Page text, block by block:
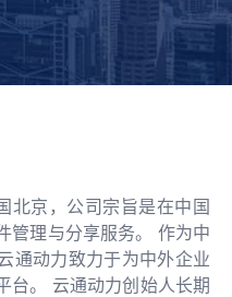
北京，公司宗旨是在中国
管理与分享服务。 作为中
通动力致力于为中外企业
台。 云通动力创始人长期